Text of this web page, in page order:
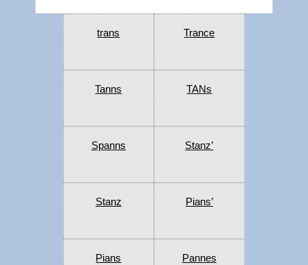
trans Trance
Tanns TANs
Spanns Stanz’
Stanz Pians’
Pians Pannes